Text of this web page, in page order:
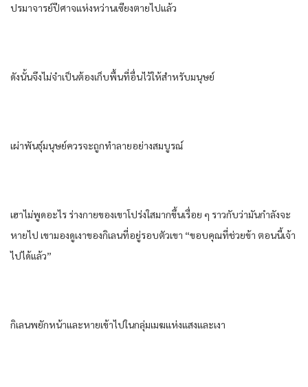
ปรมาจารย์ปีศาจแห่งหว่านเซียงตายไปแล้ว
ดังนั้นจึงไม่จำเป็นต้องเก็บพื้นที่อื่นไว้ให้สำหรับมนุษย์
เผ่าพันธุ์มนุษย์ควรจะถูกทำลายอย่างสมบูรณ์
เฮาไม่พูดอะไร ร่างกายของเขาโปร่งใสมากขึ้นเรื่อย ๆ ราวกับว่ามันกำลังจะ
หายไป เขามองดูเงาของกิเลนที่อยู่รอบตัวเขา “ขอบคุณที่ช่วยข้า ตอนนี้เจ้า
ไปได้แล้ว”
กิเลนพยักหน้าและหายเข้าไปในกลุ่มเมฆแห่งแสงและเงา